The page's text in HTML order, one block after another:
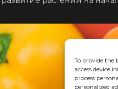
To provide the
access device
process
personalized